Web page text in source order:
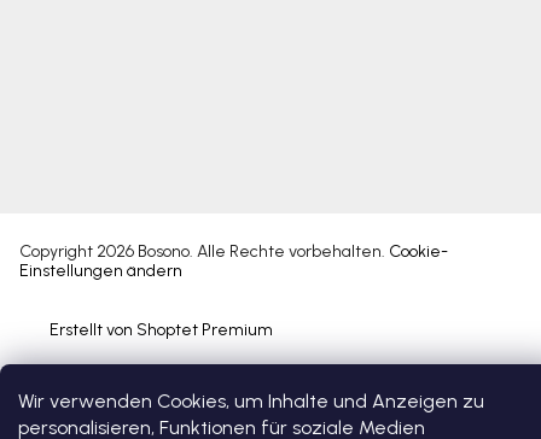
Wir verwenden Cookies, um Inhalte und Anzeigen zu
personalisieren, Funktionen für soziale Medien
Erstellt von Shoptet Premium
Copyright 2026 Bosono. Alle Rechte vorbehalten. Cookie-
Einstellungen ändern